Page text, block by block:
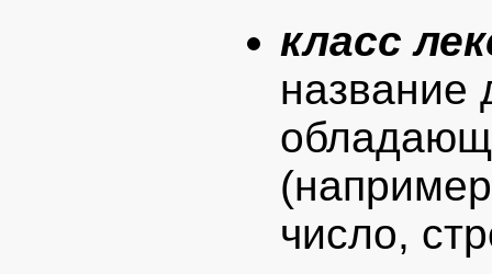
класс
название
число,